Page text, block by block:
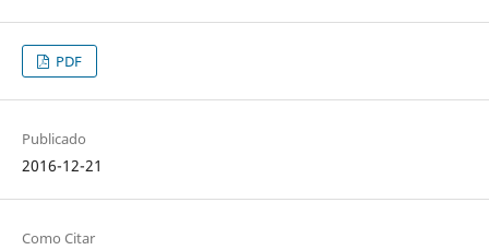
PDF
Publicado
2016-12-21
Como Citar